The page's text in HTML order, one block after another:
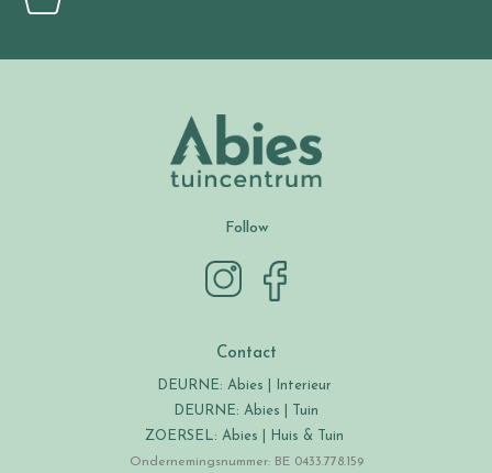
Follow
Contact
DEURNE: Abies | Interieur
DEURNE: Abies | Tuin
ZOERSEL: Abies | Huis & Tuin
Ondernemingsnummer: BE 0433.778.159